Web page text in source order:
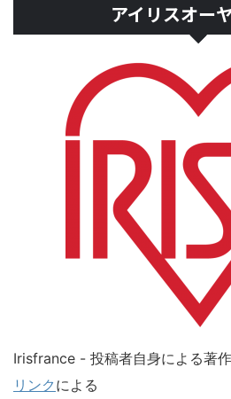
アイリスオー
Irisfrance - 投稿者自身による著
リンク による